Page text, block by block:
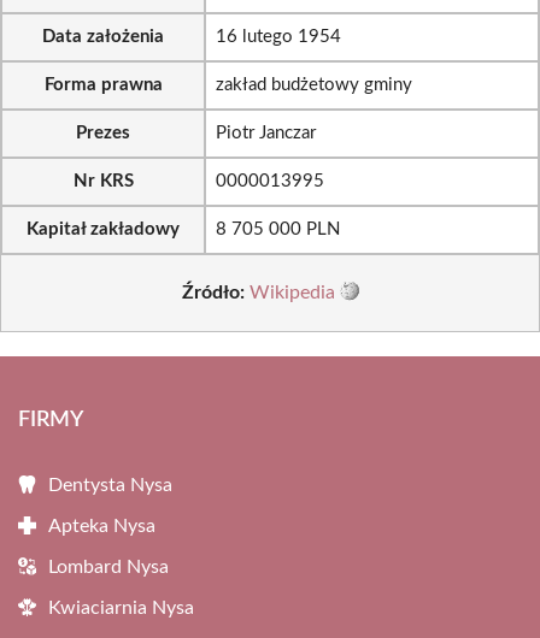
Data założenia 16 lutego 1954
Forma prawna zakład budżetowy gminy
Prezes Piotr Janczar
Nr KRS 0000013995
Kapitał zakładowy 8 705 000 PLN
Źródło: Wikipedia
FIRMY
Dentysta Nysa
Apteka Nysa
Lombard Nysa
Kwiaciarnia Nysa